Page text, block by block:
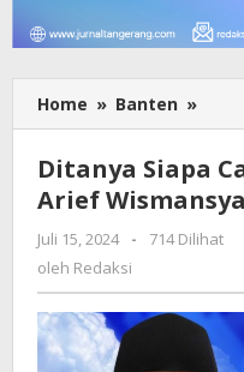
Home » Banten »
Arief
Ditanya Siapa
Arief
Juli 15, 2024
oleh
-
714 Dilihat
oleh Redaksi